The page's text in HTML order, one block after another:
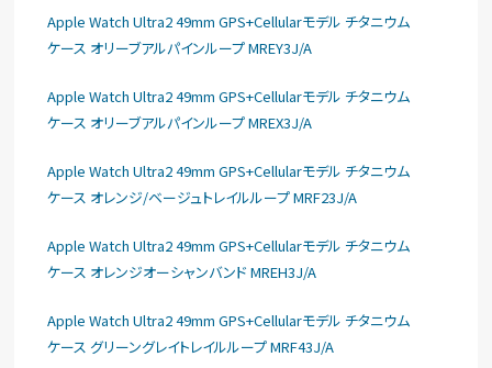
Apple Watch Ultra2 49mm GPS+Cellularモデル チタニウム
ケース オリーブアルパインループ MREY3J/A
Apple Watch Ultra2 49mm GPS+Cellularモデル チタニウム
ケース オリーブアルパインループ MREX3J/A
Apple Watch Ultra2 49mm GPS+Cellularモデル チタニウム
ケース オレンジ/ベージュトレイルループ MRF23J/A
Apple Watch Ultra2 49mm GPS+Cellularモデル チタニウム
ケース オレンジオーシャンバンド MREH3J/A
Apple Watch Ultra2 49mm GPS+Cellularモデル チタニウム
ケース グリーングレイトレイルループ MRF43J/A